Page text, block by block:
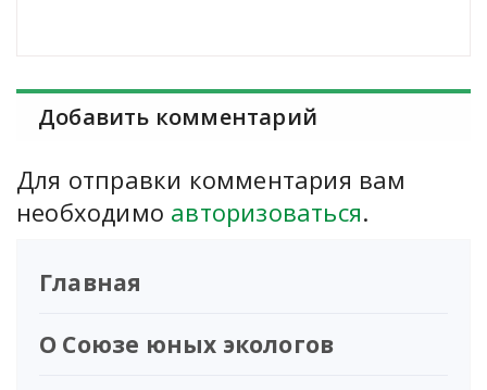
Добавить комментарий
Для отправки комментария вам
необходимо авторизоваться.
Главная
О Союзе юных экологов